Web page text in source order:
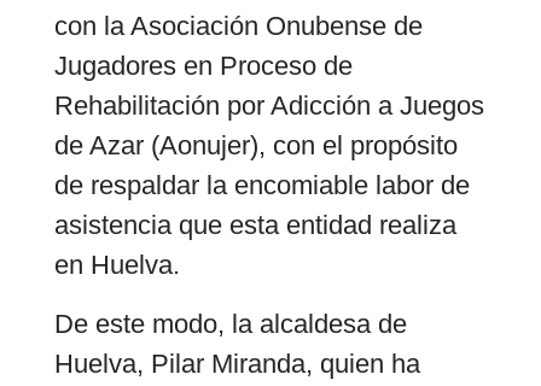
con la Asociación Onubense de
Jugadores en Proceso de
Rehabilitación por Adicción a Juegos
de Azar (Aonujer), con el propósito
de respaldar la encomiable labor de
asistencia que esta entidad realiza
en Huelva.
De este modo, la alcaldesa de
Huelva, Pilar Miranda, quien ha